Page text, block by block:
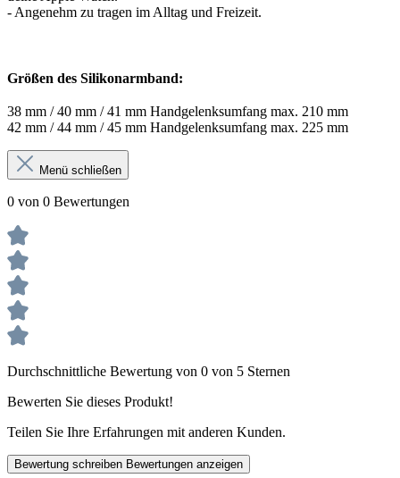
- Angenehm zu tragen im Alltag und Freizeit.
Größen des Silikonarmband:
38 mm / 40 mm / 41 mm Handgelenksumfang max. 210 mm
42 mm / 44 mm / 45 mm Handgelenksumfang max. 225 mm
Menü schließen
0 von 0 Bewertungen
Durchschnittliche Bewertung von 0 von 5 Sternen
Bewerten Sie dieses Produkt!
Teilen Sie Ihre Erfahrungen mit anderen Kunden.
Bewertung schreiben Bewertungen anzeigen